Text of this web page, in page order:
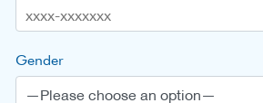
Gender